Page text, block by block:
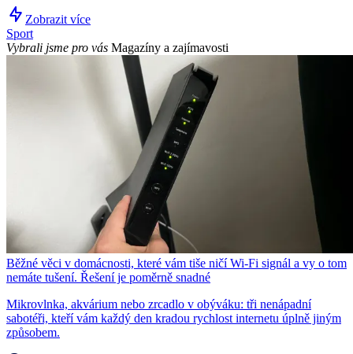
Zobrazit více
Sport
Vybrali jsme pro vás Magazíny a zajímavosti
Běžné věci v domácnosti, které vám tiše ničí Wi-Fi signál a vy o tom
nemáte tušení. Řešení je poměrně snadné
Mikrovlnka, akvárium nebo zrcadlo v obýváku: tři nenápadní
sabotéři, kteří vám každý den kradou rychlost internetu úplně jiným
způsobem.